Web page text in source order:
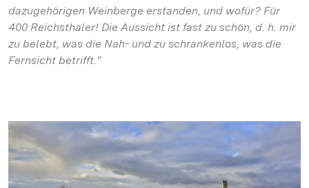
dazugehörigen Weinberge erstanden, und wofür? Für
400 Reichsthaler! Die Aussicht ist fast zu schön, d. h. mir
zu belebt, was die Nah- und zu schrankenlos, was die
Fernsicht betrifft.“